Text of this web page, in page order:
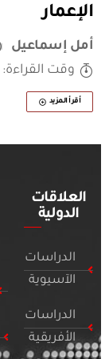
الإعمار
أمل إسماعيل
وقت القراءة: 13 دقيقة
أقرأ المزيد
العلاقات
الدولية
الدراسات
الآسيوية
الدراسات
الأفريقية